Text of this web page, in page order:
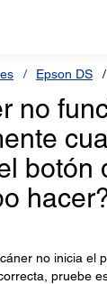
Epson DS
no
botón
no inicia el
pruebe